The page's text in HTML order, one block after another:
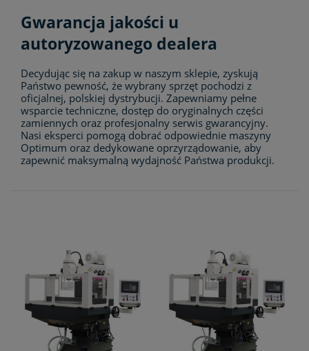
Gwarancja jakości u
autoryzowanego dealera
Decydując się na zakup w naszym sklepie, zyskują
Państwo pewność, że wybrany sprzęt pochodzi z
oficjalnej, polskiej dystrybucji. Zapewniamy pełne
wsparcie techniczne, dostęp do oryginalnych części
zamiennych oraz profesjonalny serwis gwarancyjny.
Nasi eksperci pomogą dobrać odpowiednie maszyny
Optimum oraz dedykowane oprzyrządowanie, aby
zapewnić maksymalną wydajność Państwa produkcji.